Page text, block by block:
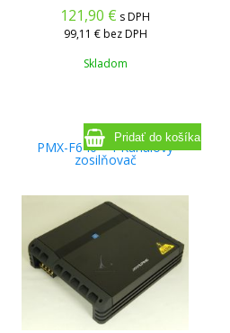
121,90 € s DPH
99,11 € bez DPH
Skladom
PMX-F640 - 4-Kanálový
zosilňovač